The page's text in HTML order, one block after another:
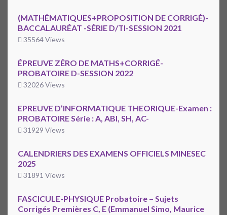
(MATHÉMATIQUES+PROPOSITION DE CORRIGÉ)-
BACCALAURÉAT -SÉRIE D/TI-SESSION 2021
35564 Views
ÉPREUVE ZÉRO DE MATHS+CORRIGÉ-
PROBATOIRE D-SESSION 2022
32026 Views
EPREUVE D’INFORMATIQUE THEORIQUE-Examen :
PROBATOIRE Série : A, ABI, SH, AC-
31929 Views
CALENDRIERS DES EXAMENS OFFICIELS MINESEC
2025
31891 Views
FASCICULE-PHYSIQUE Probatoire – Sujets
Corrigés Premières C, E (Emmanuel Simo, Maurice